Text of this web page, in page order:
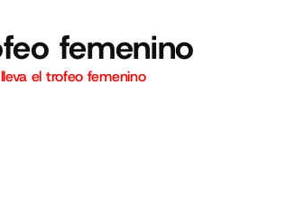
femenino
el trofeo femenino